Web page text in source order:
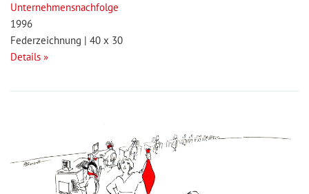
Unternehmensnachfolge
1996
Federzeichnung | 40 x 30
Details »